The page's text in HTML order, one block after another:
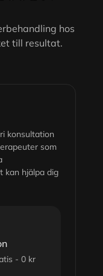
hos
till resultat.
konsultation
som
kan hjälpa dig
- 0 kr